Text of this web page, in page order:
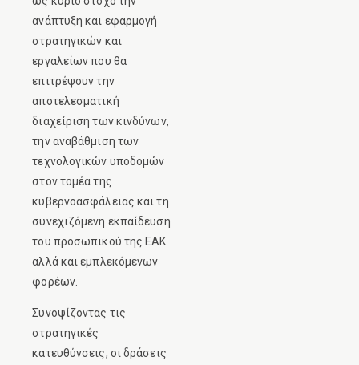
ανάπτυξη και εφαρμογή
στρατηγικών και
εργαλείων που θα
επιτρέψουν την
αποτελεσματική
διαχείριση των κινδύνων,
την αναβάθμιση των
τεχνολογικών υποδομών
στον τομέα της
κυβερνοασφάλειας και τη
συνεχιζόμενη εκπαίδευση
του προσωπικού της ΕΑΚ
αλλά και εμπλεκόμενων
φορέων.
Συνοψίζοντας τις
στρατηγικές
κατευθύνσεις, οι δράσεις